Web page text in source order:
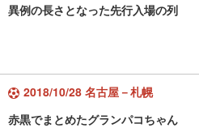
異例の長さとなった先行入場の列
2018/10/28 名古屋－札幌
赤黒でまとめたグランパコちゃん